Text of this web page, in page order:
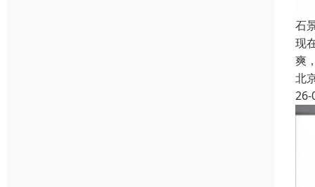
石
现
爽
北
26-